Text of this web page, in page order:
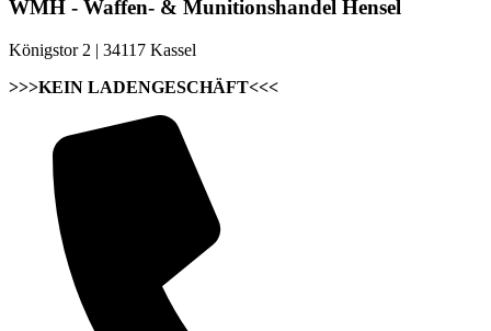
WMH - Waffen- & Munitionshandel Hensel
Königstor 2 | 34117 Kassel
>>>KEIN LADENGESCHÄFT<<<